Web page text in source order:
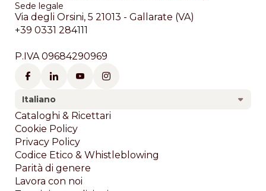
Sede legale
Via degli Orsini, 5 21013 - Gallarate (VA)
+39 0331 284111
P.IVA 09684290969
Italiano
Footer
Cataloghi & Ricettari
Cookie Policy
Privacy Policy
Codice Etico & Whistleblowing
Parità di genere
Lavora con noi